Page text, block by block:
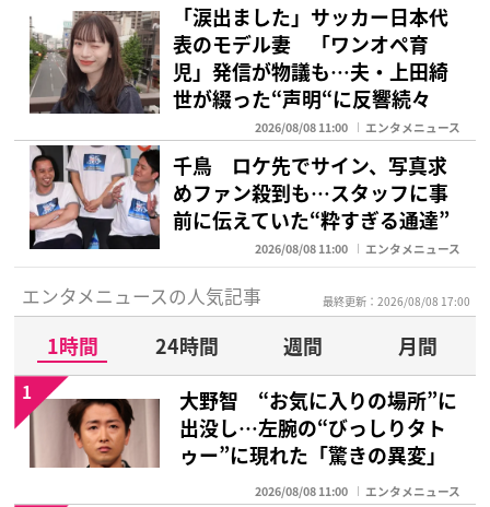
「涙出ました」サッカー日本代
表のモデル妻 「ワンオペ育
児」発信が物議も…夫・上田綺
世が綴った“声明“に反響続々
2026/08/08 11:00 エンタメニュース
千鳥 ロケ先でサイン、写真求
めファン殺到も…スタッフに事
前に伝えていた“粋すぎる通達”
2026/08/08 11:00 エンタメニュース
エンタメニュースの人気記事 最終更新：2026/08/08 17:00
1時間 24時間 週間
月間
大野智 “お気に入りの場所”に
出没し…左腕の“びっしりタト
ゥー”に現れた「驚きの異変」
2026/08/08 11:00 エンタメニュース
1